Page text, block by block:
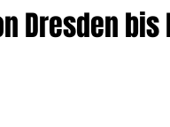
Dresden bis